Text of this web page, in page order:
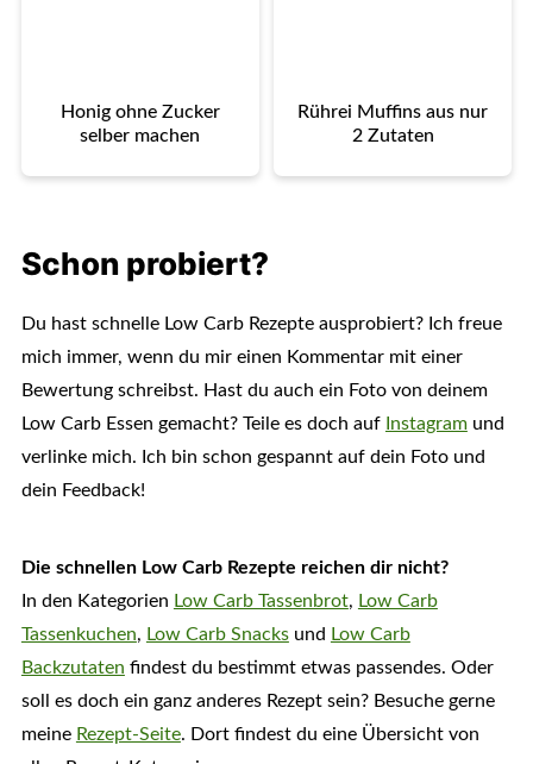
Honig ohne Zucker
selber machen
Rührei Muffins aus nur
2 Zutaten
Schon probiert?
Du hast schnelle Low Carb Rezepte ausprobiert? Ich freue
mich immer, wenn du mir einen Kommentar mit einer
Bewertung schreibst. Hast du auch ein Foto von deinem
Low Carb Essen gemacht? Teile es doch auf Instagramund
verlinke mich. Ich bin schon gespannt auf dein Foto und
dein Feedback!
Die schnellen Low Carb Rezepte reichen dir nicht?
In den Kategorien Low Carb Tassenbrot, Low Carb
Tassenkuchen, Low Carb Snacksund Low Carb
Backzutaten findest du bestimmt etwas passendes. Oder
soll es doch ein ganz anderes Rezept sein? Besuche gerne
meine Rezept-Seite. Dort findest du eine Übersicht von